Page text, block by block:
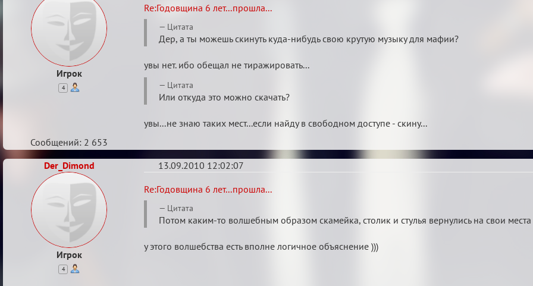
Игрок
4
Re:
Годовщина
Re:Годовщина 6 лет...прошла...
Цитата
Дер, а ты можешь скинуть куда-нибудь свою крутую музыку для мафии?
увы нет. ибо обещал не тиражировать...
Цитата
Или откуда это можно скачать?
увы...не знаю таких мест...если найду в свободном доступе - скину...
Сообщений: 2 653
Der_Dimond
Игрок
4
13.09.2010 12:02:07
Re:
Годовщина
Re:Годовщина 6 лет...прошла...
Цитата
Потом каким-то волшебным образом скамейка, столик и стулья вернулись на свои места
у этого волшебства есть вполне логичное объяснение )))